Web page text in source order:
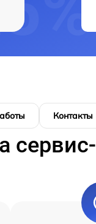
Контакты